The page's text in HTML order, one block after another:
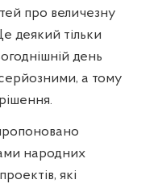
про величезну
деякий тільки
день
а тому
народних
які